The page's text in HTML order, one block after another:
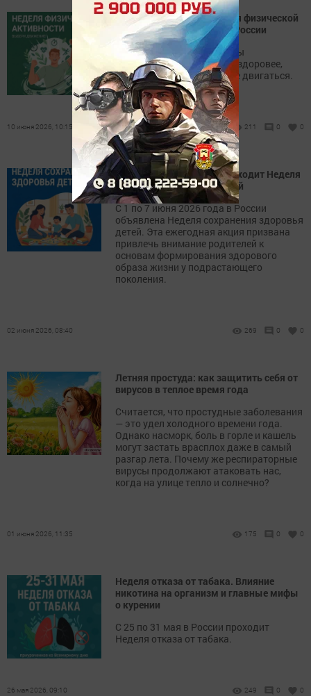
Движение — жизнь: неделя физической
активности стартовала в России
С 8 по 14 июня специалисты
напоминают: чтобы стать здоровее,
достаточно просто больше двигаться.
10 июня 2026, 10:15 211 0 0
С 1 по 7 июня в России проходит Неделя
сохранения здоровья детей
С 1 по 7 июня 2026 года в России
объявлена Неделя сохранения здоровья
детей. Эта ежегодная акция призвана
привлечь внимание родителей к
основам формирования здорового
образа жизни у подрастающего
поколения.
02 июня 2026, 08:40 269 0 0
Летняя простуда: как защитить себя от
вирусов в теплое время года
Считается, что простудные заболевания
— это удел холодного времени года.
Однако насморк, боль в горле и кашель
могут застать врасплох даже в самый
разгар лета. Почему же респираторные
вирусы продолжают атаковать нас,
когда на улице тепло и солнечно?
01 июня 2026, 11:35 175 0 0
Неделя отказа от табака. Влияние
никотина на организм и главные мифы
о курении
С 25 по 31 мая в России проходит
Неделя отказа от табака.
26 мая 2026, 09:10 249 0 0